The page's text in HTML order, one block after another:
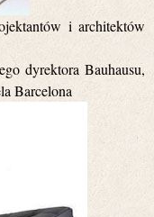
i architektów
dyrektora Bauhausu,
Barcelona